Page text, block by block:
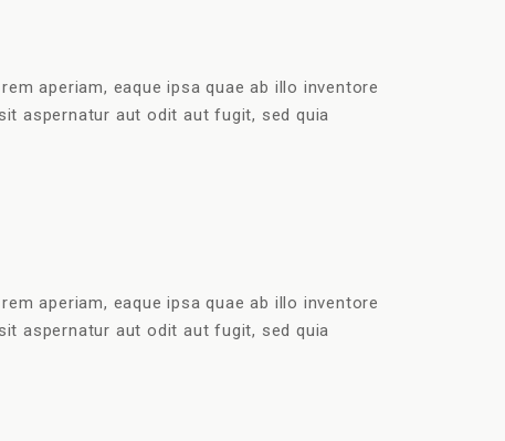
aperiam, eaque ipsa quae ab illo inventore
aspernatur aut odit aut fugit, sed quia
aperiam, eaque ipsa quae ab illo inventore
aspernatur aut odit aut fugit, sed quia